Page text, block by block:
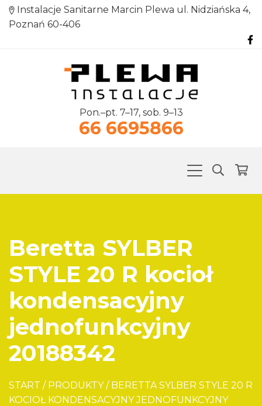
Instalacje Sanitarne Marcin Plewa ul. Nidziańska 4,
Poznań 60-406
Pon.–pt. 7–17, sob. 9–13
66 6695866
Beretta SYLBER
STYLE 20 R kocioł
kondensacyjny
jednofunkcyjny
20188342
START / PRODUKTY / BERETTA SYLBER STYLE 20 R
KOCIOŁ KONDENSACYJNY JEDNOFUNKCYJNY